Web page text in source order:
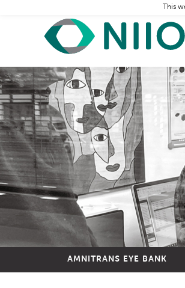
AMNITRANS EYE BANK
This